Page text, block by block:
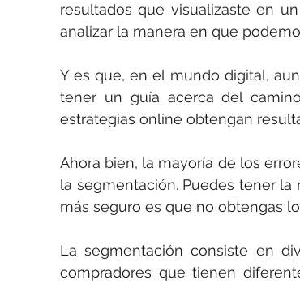
resultados que visualizaste en
analizar la manera en que
Y es que, en el mundo digital,
tener un guía acerca del
estrategias online obtengan
Ahora bien, la mayoría de los
la segmentación. Puedes tener
más seguro es que no obtengas
La segmentación consiste en
compradores que tienen